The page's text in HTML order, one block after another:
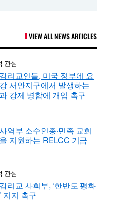
VIEW ALL NEWS ARTICLES
관심
리교인들, 미국 정부에 요
서안지구에서 발생하는
강제 병합에 개입 촉구
역부 소수인종·민족 교회
지원하는 RELCC 기금
관심
리교 사회부, ‘한반도 평화
지지 촉구